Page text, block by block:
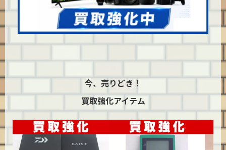
今、売りどき！
買取強化アイテム